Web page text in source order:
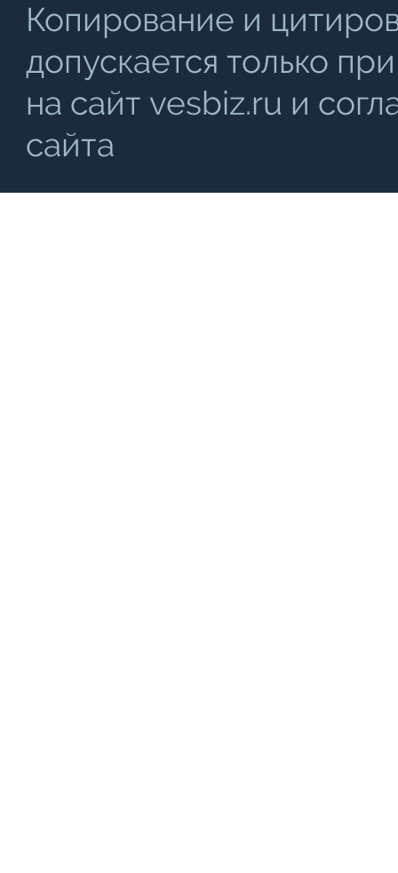
Копирование и
допускается только
на сайт vesbiz.ru и
сайта